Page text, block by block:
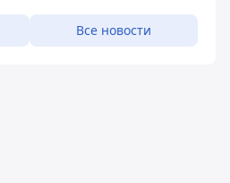
Все новости